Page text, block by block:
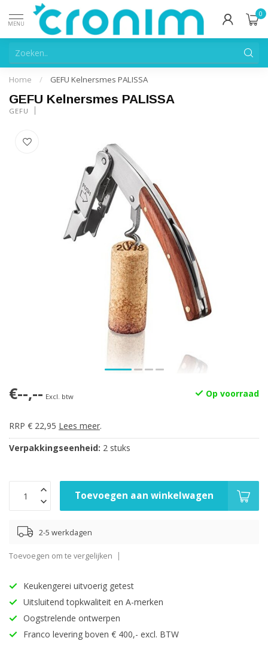
MENU
0
Home / GEFU Kelnersmes PALISSA
GEFU Kelnersmes PALISSA
GEFU
€--,-- Excl. btw Op voorraad
RRP € 22,95 Lees meer.
Verpakkingseenheid: 2 stuks
Toevoegen aan winkelwagen
2-5 werkdagen
Toevoegen om te vergelijken
Keukengerei uitvoerig getest
Uitsluitend topkwaliteit en A-merken
Oogstrelende ontwerpen
Franco levering boven € 400,- excl. BTW